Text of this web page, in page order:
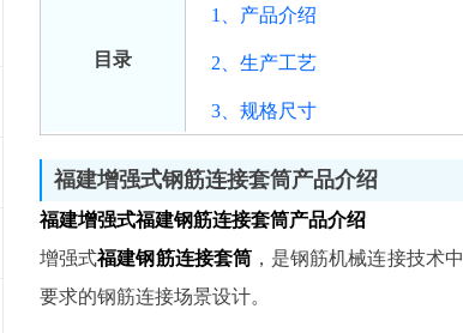
目录
1、产品介绍
2、生产工艺
3、规格尺寸
福建增强式钢筋连接套筒产品介绍
福建增强式福建钢筋连接套筒产品介绍
增强式福建钢筋连接套筒，是钢筋机械连接技术
要求的钢筋连接场景设计。